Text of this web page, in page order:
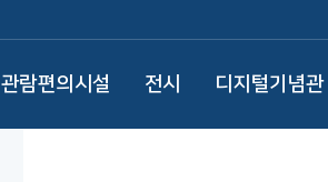
관람편의시설 전시 디지털기념관